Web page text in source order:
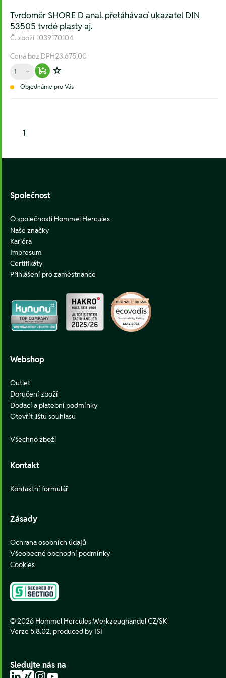
Tvrdoměr SHORE D anal. přetáhávací ukazatel DIN
53505 tvrdé plasty aj.
Č. zboží 1039170104
Cena bez DPH23.675,00
Množství
Warenkorb hinzufügen
Zur Wunschliste hinzufügen
Objednáme pro Vás
1
Společnost
O společnosti Hommel Hercules
Naše značky
Kariéra
Impresum
Certifikáty
Přihlášení pro zaměstnance
Webshop
Outlet
Doručení zboží
Dodací a platební podmínky
Otevřít lištu souhlasu
Všechno zboží
Kontakt
Kontaktní formulář
Zásady
Ochrana osobních údajů
Všeobecné obchodní podmínky
Cookies
© 2026 Hommel Hercules Werkzeughandel CZ/SK
Verze 5.8.02, produced by ISI
Sledujte nás na